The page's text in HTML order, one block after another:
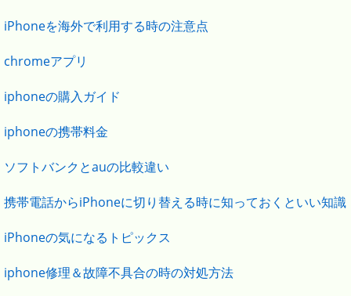
iPhoneを海外で利用する時の注意点
chromeアプリ
iphoneの購入ガイド
iphoneの携帯料金
ソフトバンクとauの比較違い
携帯電話からiPhoneに切り替える時に知っておくといい知識
iPhoneの気になるトピックス
iphone修理＆故障不具合の時の対処方法